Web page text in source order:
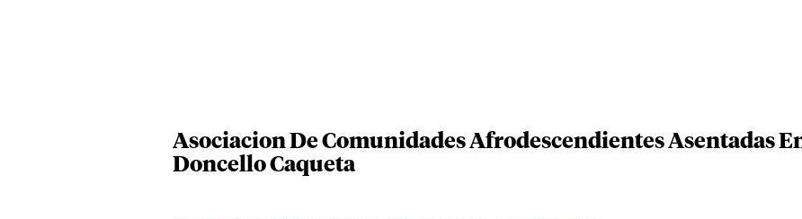
Asociacion De Comunidades Afrodescendientes Asentadas
Doncello Caqueta